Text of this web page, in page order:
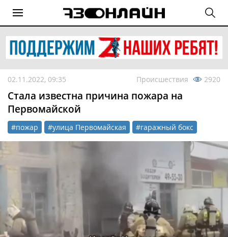
02.11.2022, 09:35 Происшествия 2920
Стала известна причина пожара на
Первомайской
#пожар #улица Первомайская #гаражный бокс